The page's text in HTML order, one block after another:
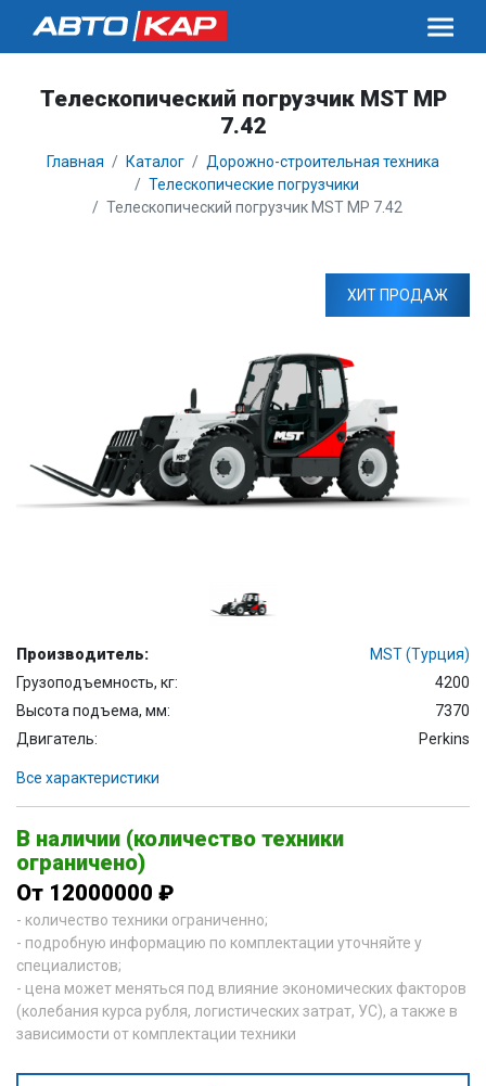
Телескопический погрузчик MST MP
7.42
Главная Каталог
Дорожно-строительная техника
Телескопические погрузчики
Телескопический погрузчик MST MP 7.42
ХИТ ПРОДАЖ
Производитель:
MST (Турция)
Грузоподъемность, кг:
4200
Высота подъема, мм:
7370
Двигатель:
Perkins
Все характеристики
В наличии (количество техники
ограничено)
От 12000000 ₽
- количество техники ограниченно;
- подробную информацию по комплектации уточняйте у
специалистов;
- цена может меняться под влияние экономических факторов
(колебания курса рубля, логистических затрат, УС), а также в
зависимости от комплектации техники